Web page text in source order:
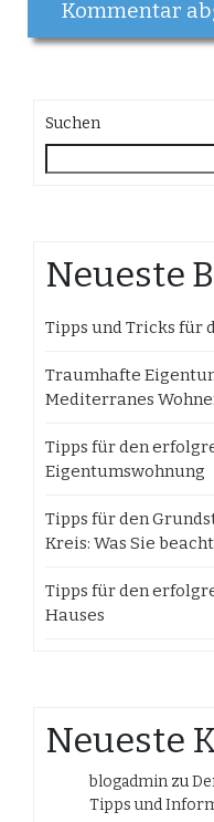
Suchen
Neueste
Tipps und Tricks für
Traumhafte
Mediterranes
Tipps für den
Eigentumswohnung
Tipps für den
Kreis: Was Sie
Tipps für den
Hauses
Neueste
blogadmin zu
Tipps und